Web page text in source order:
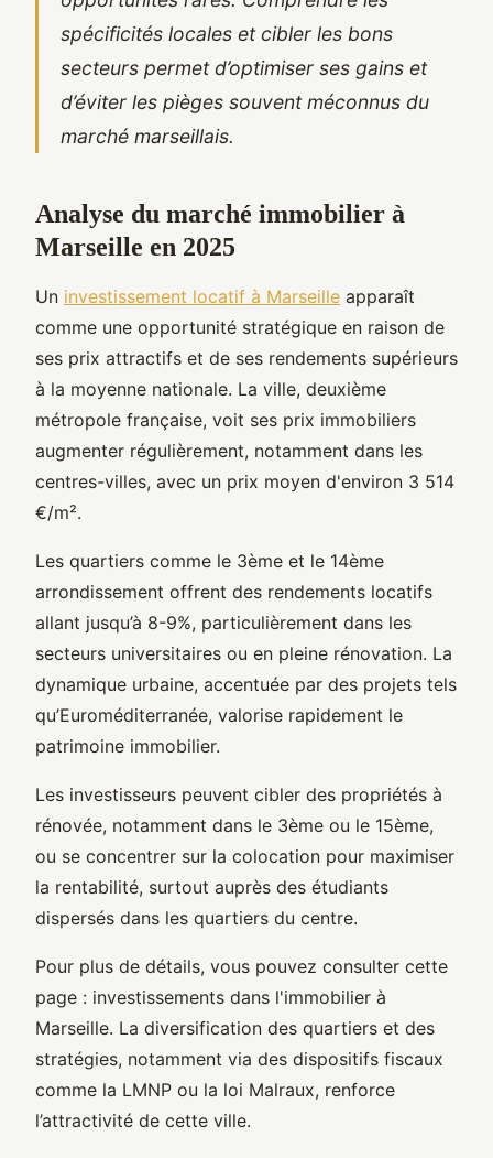
spécificités locales et cibler les bons
secteurs permet d’optimiser ses gains et
d’éviter les pièges souvent méconnus du
marché marseillais.
Analyse du marché immobilier à
Marseille en 2025
Un investissement locatif à Marseille apparaît
comme une opportunité stratégique en raison de
ses prix attractifs et de ses rendements supérieurs
à la moyenne nationale. La ville, deuxième
métropole française, voit ses prix immobiliers
augmenter régulièrement, notamment dans les
centres-villes, avec un prix moyen d'environ 3 514
€/m².
Les quartiers comme le 3ème et le 14ème
arrondissement offrent des rendements locatifs
allant jusqu’à 8-9%, particulièrement dans les
secteurs universitaires ou en pleine rénovation. La
dynamique urbaine, accentuée par des projets tels
qu’Euroméditerranée, valorise rapidement le
patrimoine immobilier.
Les investisseurs peuvent cibler des propriétés à
rénovée, notamment dans le 3ème ou le 15ème,
ou se concentrer sur la colocation pour maximiser
la rentabilité, surtout auprès des étudiants
dispersés dans les quartiers du centre.
Pour plus de détails, vous pouvez consulter cette
page : investissements dans l'immobilier à
Marseille. La diversification des quartiers et des
stratégies, notamment via des dispositifs fiscaux
comme la LMNP ou la loi Malraux, renforce
l’attractivité de cette ville.